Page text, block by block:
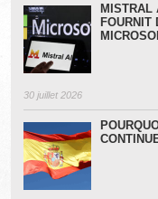
MISTRAL
FOURNIT
30 juillet 2026